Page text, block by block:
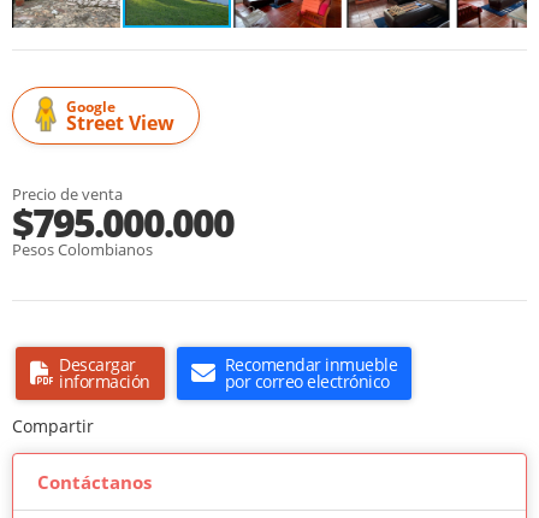
Google
Street View
Precio de venta
$795.000.000
Pesos Colombianos
Descargar
información
Recomendar inmueble
por correo electrónico
Compartir
Contáctanos